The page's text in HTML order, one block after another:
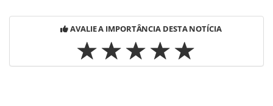
AVALIE A IMPORTÂNCIA DESTA NOTÍCIA